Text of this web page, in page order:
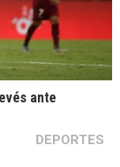
ante
DEPORTES